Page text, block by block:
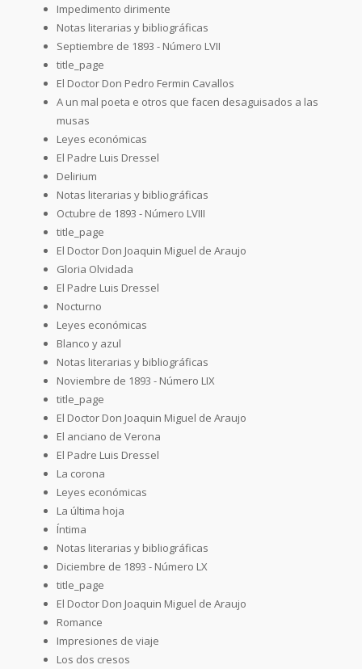
Impedimento dirimente
Notas literarias y bibliográficas
Septiembre de 1893 - Número LVII
title_page
El Doctor Don Pedro Fermin Cavallos
A un mal poeta e otros que facen desaguisados a las
musas
Leyes económicas
El Padre Luis Dressel
Delirium
Notas literarias y bibliográficas
Octubre de 1893 - Número LVIII
title_page
El Doctor Don Joaquin Miguel de Araujo
Gloria Olvidada
El Padre Luis Dressel
Nocturno
Leyes económicas
Blanco y azul
Notas literarias y bibliográficas
Noviembre de 1893 - Número LIX
title_page
El Doctor Don Joaquin Miguel de Araujo
El anciano de Verona
El Padre Luis Dressel
La corona
Leyes económicas
La última hoja
Íntima
Notas literarias y bibliográficas
Diciembre de 1893 - Número LX
title_page
El Doctor Don Joaquin Miguel de Araujo
Romance
Impresiones de viaje
Los dos cresos